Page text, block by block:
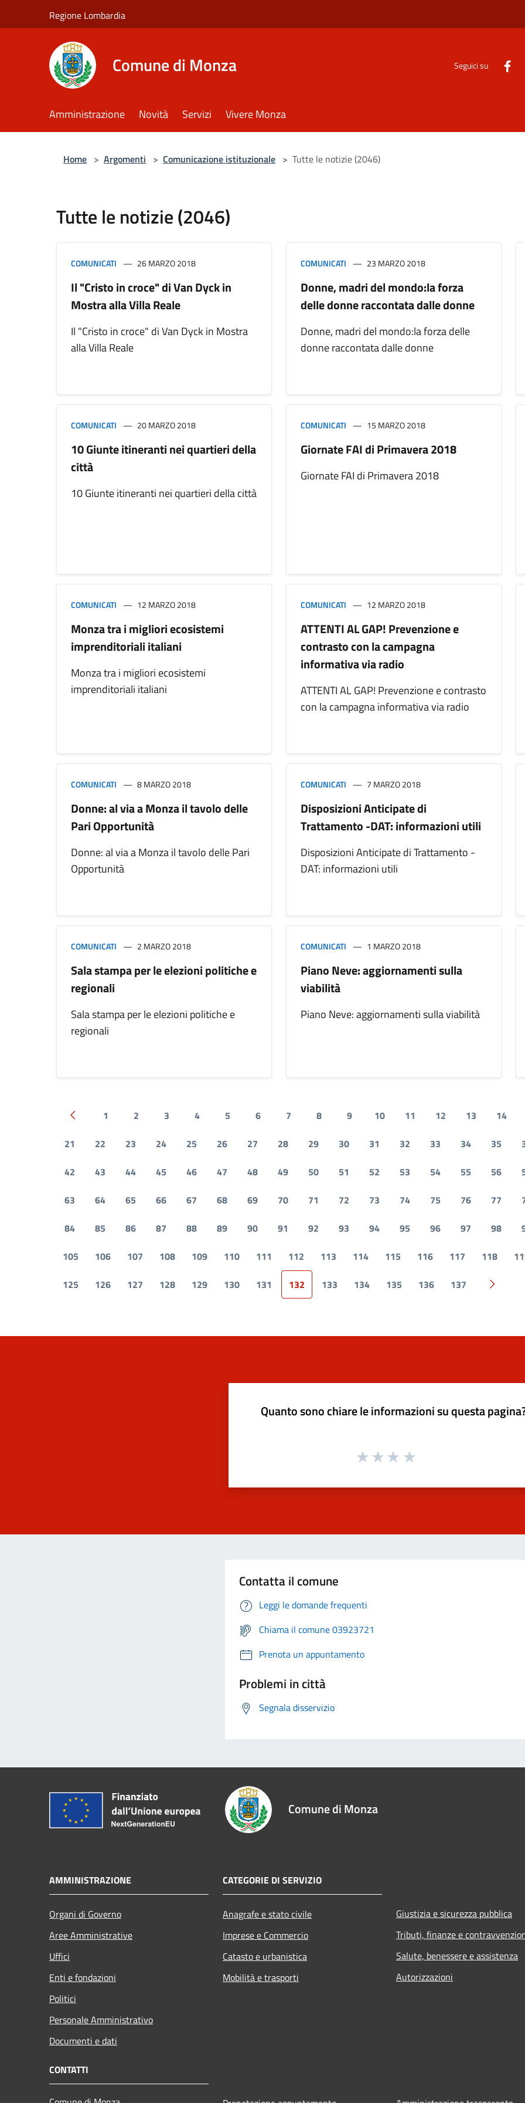
Regione Lombardia
Comune di Monza Seguici su
Amministrazione Novità Servizi Vivere Monza
Home > Argomenti > Comunicazione istituzionale > Tutte le notizie (2046)
Tutte le notizie (2046)
COMUNICATI 26 MARZO 2018
Il "Cristo in croce" di Van Dyck in
Mostra alla Villa Reale
Il "Cristo in croce" di Van Dyck in Mostra
alla Villa Reale
COMUNICATI 23 MARZO 2018
Donne, madri del mondo:la forza
delle donne raccontata dalle donne
Donne, madri del mondo:la forza delle
donne raccontata dalle donne
COMUNICATI 20 MARZO 2018
10 Giunte itineranti nei quartieri della
città
10 Giunte itineranti nei quartieri della città
COMUNICATI 15 MARZO 2018
Giornate FAI di Primavera 2018
Giornate FAI di Primavera 2018
COMUNICATI 12 MARZO 2018
Monza tra i migliori ecosistemi
imprenditoriali italiani
Monza tra i migliori ecosistemi
imprenditoriali italiani
COMUNICATI 12 MARZO 2018
ATTENTI AL GAP! Prevenzione e
contrasto con la campagna
informativa via radio
ATTENTI AL GAP! Prevenzione e contrasto
con la campagna informativa via radio
COMUNICATI 8 MARZO 2018
Donne: al via a Monza il tavolo delle
Pari Opportunità
Donne: al via a Monza il tavolo delle Pari
Opportunità
COMUNICATI 7 MARZO 2018
Disposizioni Anticipate di
Trattamento -DAT: informazioni utili
Disposizioni Anticipate di Trattamento -
DAT: informazioni utili
COMUNICATI 2 MARZO 2018
Sala stampa per le elezioni politiche e
regionali
Sala stampa per le elezioni politiche e
regionali
COMUNICATI 1 MARZO 2018
Piano Neve: aggiornamenti sulla
viabilità
Piano Neve: aggiornamenti sulla viabilità
Pagina precedente
1 2 3 4 5 6 7 8 9 10 11 12 13
14
21
22 23 24 25 26 27 28 29 30 31 32 33 34 35
42
43 44 45 46 47 48 49 50 51 52 53 54 55 56
63
64 65 66 67 68 69 70 71 72 73 74 75 76 77
84
85 86 87 88 89 90 91 92 93 94 95 96 97 98
105
106 107 108 109 110 111 112 113 114 115 116 117 118
125
126 127 128 129 130 131 132 133 134 135 136 137
Pagina
Quanto sono chiare le informazioni su questa
Contatta il comune
Leggi le domande frequenti
Chiama il comune 03923721
Prenota un appuntamento
Problemi in città
Segnala disservizio
Comune di Monza
AMMINISTRAZIONE
Organi di Governo
Aree Amministrative
Uffici
Enti e fondazioni
Politici
Personale Amministrativo
Documenti e dati
CATEGORIE DI SERVIZIO
Anagrafe e stato civile
Imprese e Commercio
Catasto e urbanistica
Mobilità e trasporti
Giustizia e sicurezza pubblica
Tributi, finanze e
Salute, benessere e assistenza
Autorizzazioni
CONTATTI